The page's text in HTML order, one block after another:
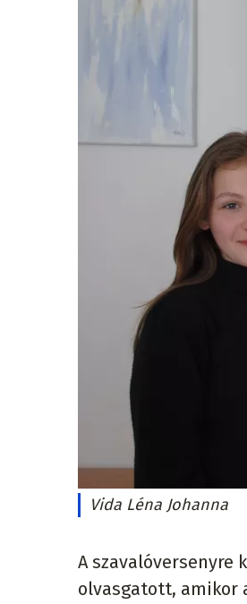
Vida Léna Johanna
A szavalóversenyre
olvasgatott, amikor